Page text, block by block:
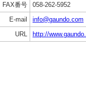
FAX番号
058-262-5952
E-mail
info@gaundo.com
URL
http://